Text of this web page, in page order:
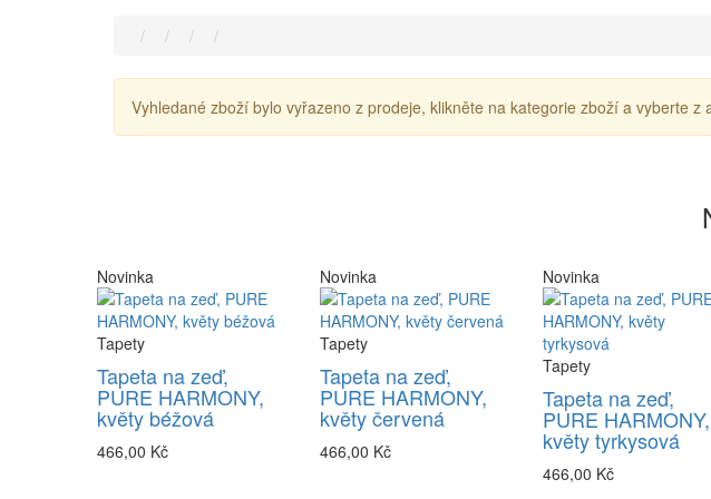
Vyhledané zboží bylo vyřazeno z prodeje, klikněte na kategorie zboží a vyberte z
Novinka
Tapety
Tapeta na zeď,
PURE HARMONY,
květy béžová
466,00 Kč
Novinka
Tapety
Tapeta na zeď,
PURE HARMONY,
květy červená
466,00 Kč
Novinka
Tapety
Tapeta na zeď,
PURE HARMONY,
květy tyrkysová
466,00 Kč